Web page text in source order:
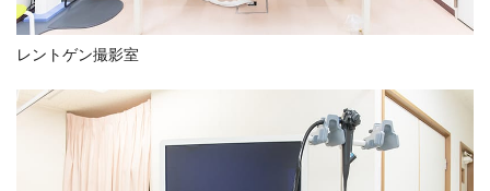
レントゲン撮影室